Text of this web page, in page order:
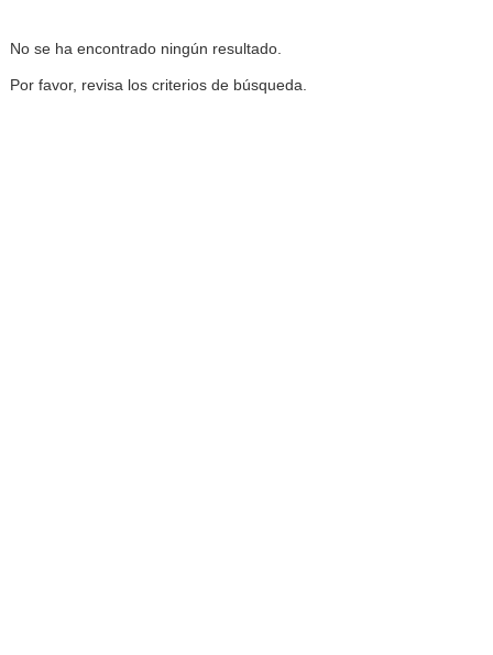
No se ha encontrado ningún resultado.
Por favor, revisa los criterios de búsqueda.